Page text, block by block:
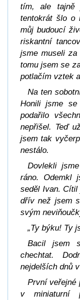
tím, ale tajně
tentokrát šlo o
můj budoucí
riskantní
jsme museli za
tomu jsem se
potlačím vztek
Na ten
Honili jsme
podařilo
nepřišel. Teď
jsem tak
nestálo.
Dovlekli
ráno. Odemkl
seděl Ivan.
dřív než jsem
svým
„Ty býku! Ty
Bacil jsem
chechtat.
nejdelších dnů
První veřejné
v miniaturní